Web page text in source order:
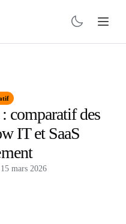
comparatif des
IT et SaaS
15 mars 2026